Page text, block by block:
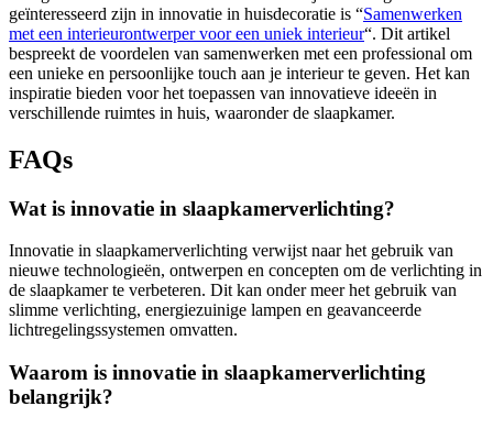
geïnteresseerd zijn in innovatie in huisdecoratie is “Samenwerken
met een interieurontwerper voor een uniek interieur“. Dit artikel
bespreekt de voordelen van samenwerken met een professional om
een unieke en persoonlijke touch aan je interieur te geven. Het kan
inspiratie bieden voor het toepassen van innovatieve ideeën in
verschillende ruimtes in huis, waaronder de slaapkamer.
FAQs
Wat is innovatie in slaapkamerverlichting?
Innovatie in slaapkamerverlichting verwijst naar het gebruik van
nieuwe technologieën, ontwerpen en concepten om de verlichting in
de slaapkamer te verbeteren. Dit kan onder meer het gebruik van
slimme verlichting, energiezuinige lampen en geavanceerde
lichtregelingssystemen omvatten.
Waarom is innovatie in slaapkamerverlichting
belangrijk?